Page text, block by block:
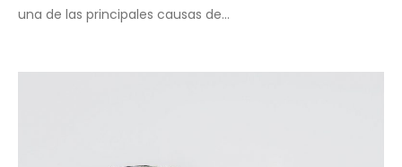
una de las principales causas de...